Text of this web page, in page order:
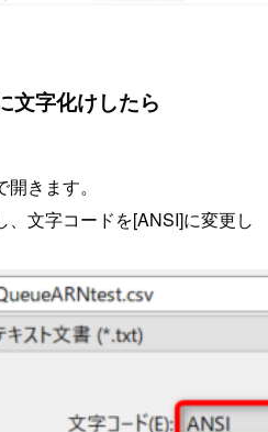
文字化けしたら
きます。
文字コードを[ANSI]に変更し